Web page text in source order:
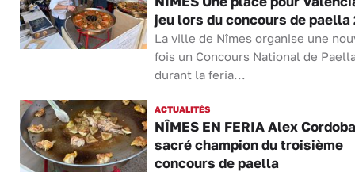
jeu lors du concours de paella
La ville de Nîmes organise une
fois un Concours National de
durant la feria...
ACTUALITÉS
NÎMES EN FERIA Alex Cordoba
sacré champion du troisième
concours de paella